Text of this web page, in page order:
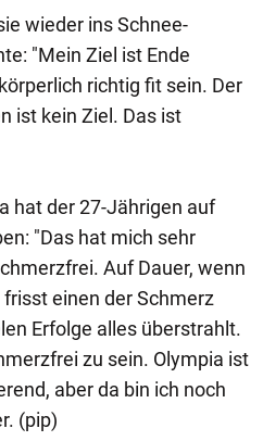
wieder ins Schnee-
"Mein Ziel ist Ende
richtig fit sein. Der
ist kein Ziel. Das ist
hat der 27-Jährigen auf
"Das hat mich sehr
Auf Dauer, wenn
einen der Schmerz
Erfolge alles überstrahlt.
zu sein. Olympia ist
aber da bin ich noch
(pip)